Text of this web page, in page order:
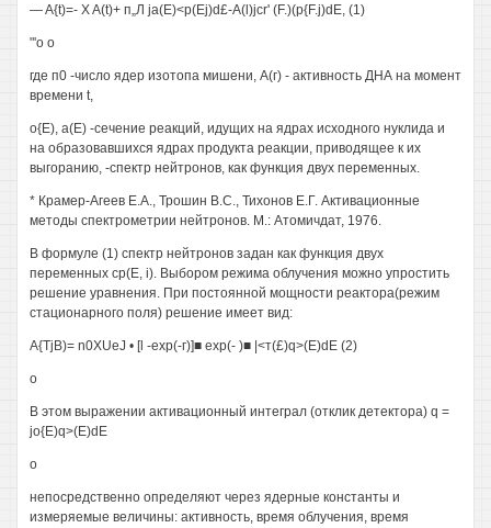
— A{t)=- X A(t)+ п„Л ja(E)<p(Ej)d£-A(l)jcr' (F.)(p{F.j)dE, (1)
"'о о
где п0 -число ядер изотопа мишени, А(г) - активность ДНА на момент
времени t,
о{Е), а(Е) -сечение реакций, идущих на ядрах исходного нуклида и
на образовавшихся ядрах продукта реакции, приводящее к их
выгоранию, -спектр нейтронов, как функция двух переменных.
* Крамер-Агеев Е.А., Трошин B.C., Тихонов Е.Г. Активационные
методы спектрометрии нейтронов. М.: Атомичдат, 1976.
В формуле (1) спектр нейтронов задан как функция двух
переменных ср(Е, i). Выбором режима облучения можно упростить
решение уравнения. При постоянной мощности реактора(режим
стационарного поля) решение имеет вид:
A{TjB)= n0XUeJ • [l -ехр(-г)]■ ехр(- )■ |<т(£)q>(E)dE (2)
о
В этом выражении активационный интеграл (отклик детектора) q =
jo{E)q>(E)dE
о
непосредственно определяют через ядерные константы и
измеряемые величины: активность, время облучения, время